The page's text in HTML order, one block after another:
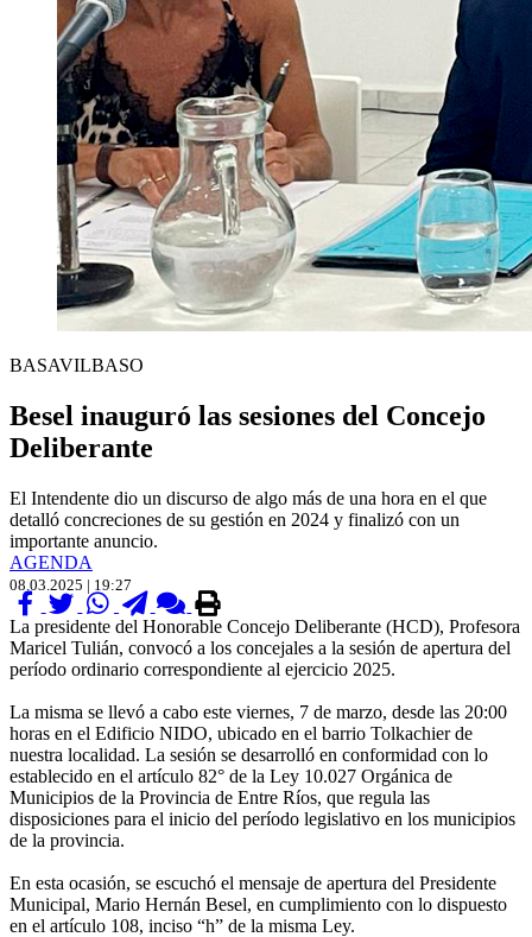
BASAVILBASO
Besel inauguró las sesiones del Concejo
Deliberante
El Intendente dio un discurso de algo más de una hora en el que
detalló concreciones de su gestión en 2024 y finalizó con un
importante anuncio.
AGENDA
08.03.2025 | 19:27
La presidente del Honorable Concejo Deliberante (HCD), Profesora
Maricel Tulián, convocó a los concejales a la sesión de apertura del
período ordinario correspondiente al ejercicio 2025.
La misma se llevó a cabo este viernes, 7 de marzo, desde las 20:00
horas en el Edificio NIDO, ubicado en el barrio Tolkachier de
nuestra localidad. La sesión se desarrolló en conformidad con lo
establecido en el artículo 82° de la Ley 10.027 Orgánica de
Municipios de la Provincia de Entre Ríos, que regula las
disposiciones para el inicio del período legislativo en los municipios
de la provincia.
En esta ocasión, se escuchó el mensaje de apertura del Presidente
Municipal, Mario Hernán Besel, en cumplimiento con lo dispuesto
en el artículo 108, inciso “h” de la misma Ley.